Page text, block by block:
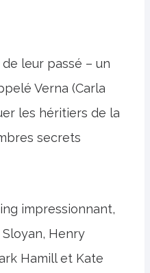
de leur passé – un
Verna (Carla
les héritiers de la
secrets
impressionnant,
Henry
Hamill et Kate